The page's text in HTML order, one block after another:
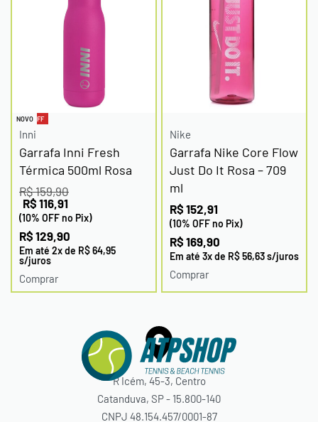
-19% OFF
NOVO
Inni
Garrafa Inni Fresh
Térmica 500ml Rosa
R$159,90
R$ 116,91
(10% OFF no Pix)
R$ 129,90
Em até 2x de R$64,95
s/juros
Comprar
Nike
Garrafa Nike Core Flow
Just Do It Rosa – 709
ml
R$ 152,91
(10% OFF no Pix)
R$ 169,90
Em até 3x de R$56,63s/juros
Comprar
R Icém, 45-3, Centro
Catanduva, SP - 15.800-140
CNPJ 48.154.457/0001-87